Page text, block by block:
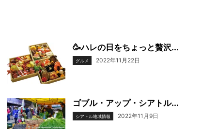
🥳ハレの日をちょっと贅沢...
グルメ 2022年11月22日
ゴブル・アップ・シアトル...
シアトル地域情報 2022年11月9日